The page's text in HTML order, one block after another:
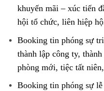
khuyến mãi – xúc tiến
hội tổ chức, liên hiệp
Booking tin phóng sự
thành lập công ty,
phòng mới, tiệc tất niên,
Booking tin phóng sự